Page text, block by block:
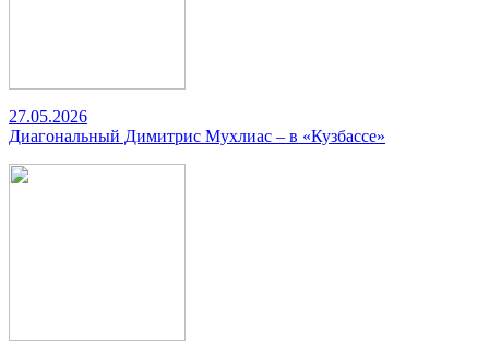
27.05.2026
Диагональный Димитрис Мухлиас – в «Кузбассе»